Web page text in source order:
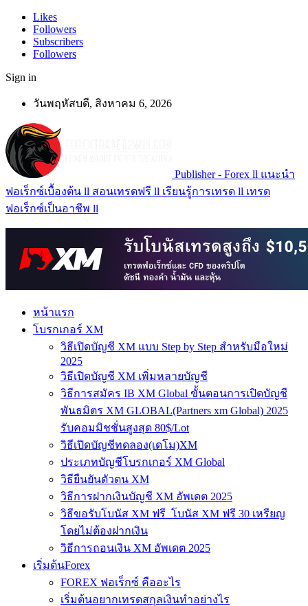
Likes
Followers
Subscribers
Followers
Sign in
วันพฤหัสบดี, สิงหาคม 6, 2026
Publisher - Forex ll แนะนำ
ฟอเร็กซ์เบื้องต้น ll สอนเทรดฟรี ll เรียนรู้การเทรด ll เทรด
ฟอเร็กซ์เป็นอาชีพ ll
หน้าแรก
โบรกเกอร์ XM
วิธีเปิดบัญชี XM แบบ Step by Step สำหรับมือใหม่
2025
วิธีเปิดบัญชี XM เพิ่มหลายบัญชี
วิธีการสมัคร IB XM Global ขั้นตอนการเปิดบัญชี
พันธมิตร XM GLOBAL(Partners xm Global) 2025
รับคอมมิชชั่นสูงสุด 80$/Lot
วิธีเปิดบัญชีทดลอง(เดโม)XM
ประเภทบัญชีโบรกเกอร์ XM Global
วิธียืนยันตัวตน XM
วิธีการฝากเงินบัญชี XM อัพเดต 2025
วิธีขอรับโบนัส XM ฟรี โบนัส XM ฟรี 30 เหรียญ
โดยไม่ต้องฝากเงิน
วิธีการถอนเงิน XM อัพเดต 2025
เริ่มต้นForex
FOREX ฟอเร็กซ์ คืออะไร
เริ่มต้นอยากเทรดสกุลเงินทำอย่างไร